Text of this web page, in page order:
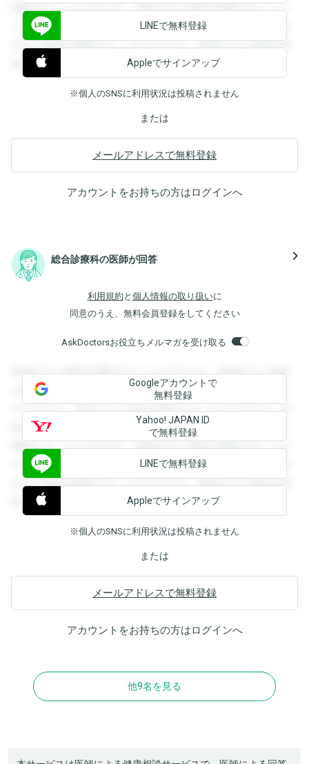
閲覧することができます。登録すると回答を閲覧することが
できます。登録すると回答を閲覧することができます。登録
すると回答を閲覧することができます。登録すると回答を閲
覧することができます。
LINEで無料登録
Appleでサインアップ
※個人のSNSに利用状況は投稿されません
または
メールアドレスで無料登録
アカウントをお持ちの方はログインへ
総合診療科の医師が回答 navigate_next
利用規約 と 個人情報の取り扱いに
同意のうえ、無料会員登録をしてください
AskDoctorsお役立ちメルマガを受け取る
登録すると回答を閲覧することができます。登録すると回答
を閲覧することができます。登録すると回答を閲覧すること
ができます。登録すると回答を閲覧することができます。登
録すると回答を閲覧することができます。登録すると回答を
閲覧することができます。登録すると回答を閲覧することが
できます。登録すると回答を閲覧することができます。登録
すると回答を閲覧することができます。登録すると回答を閲
覧することができます。
Googleアカウントで
無料登録
Yahoo! JAPAN ID
で無料登録
LINEで無料登録
Appleでサインアップ
※個人のSNSに利用状況は投稿されません
または
メールアドレスで無料登録
アカウントをお持ちの方はログインへ
他9名を見る